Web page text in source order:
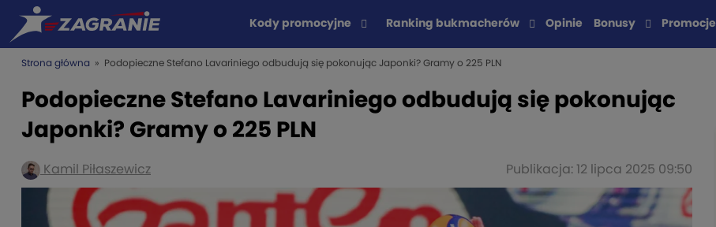
Kody promocyjne Ranking bukmacherów Opinie Bonusy Promocje
Strona główna » Podopieczne Stefano Lavariniego odbudują się pokonując Japonki? Gramy o 225 PLN
Podopieczne Stefano Lavariniego odbudują się pokonując
Japonki? Gramy o 225 PLN
Kamil Piłaszewicz Publikacja: 12 lipca 2025 09:50